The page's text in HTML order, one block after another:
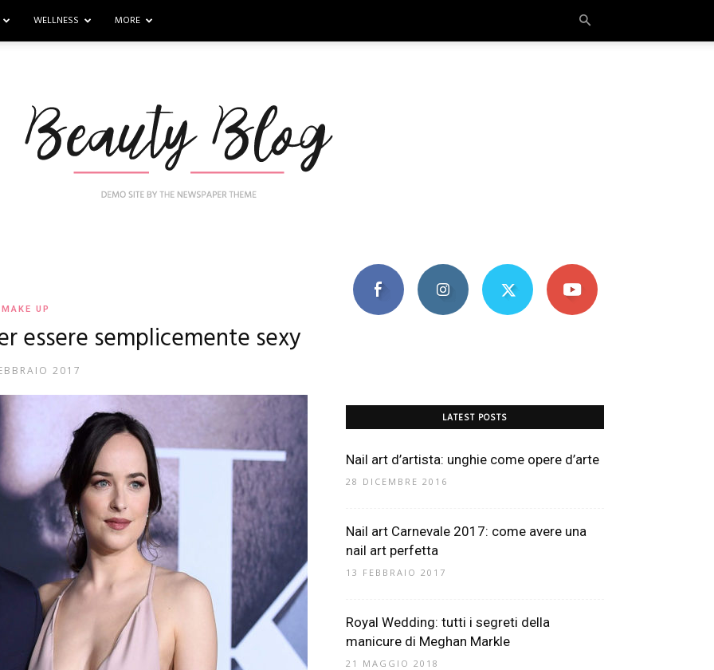
WELLNESS MORE
Mania
MAKE UP
essere semplicemente sexy
2017
LATEST POSTS
Nail art d’artista: unghie come opere d’arte
28 DICEMBRE 2016
Nail art Carnevale 2017: come avere una
nail art perfetta
13 FEBBRAIO 2017
Royal Wedding: tutti i segreti della
manicure di Meghan Markle
21 MAGGIO 2018